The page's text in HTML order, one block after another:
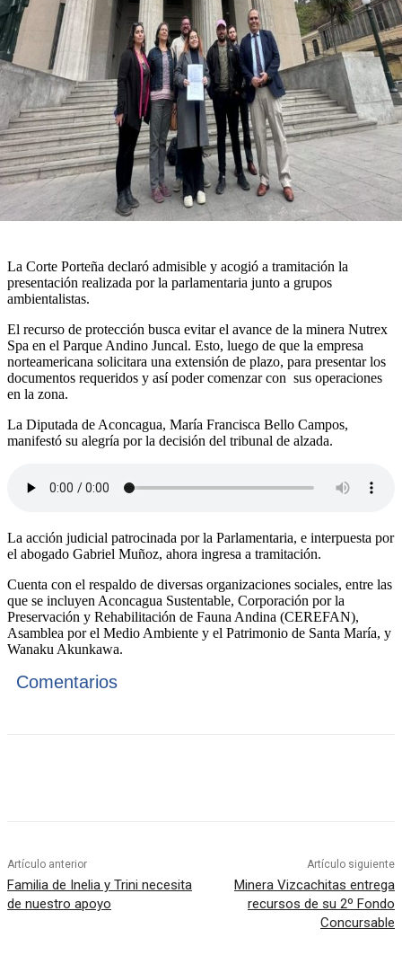
La Corte Porteña declaró admisible y acogió a tramitación la
presentación realizada por la parlamentaria junto a grupos
ambientalistas.
El recurso de protección busca evitar el avance de la minera Nutrex
Spa en el Parque Andino Juncal. Esto, luego de que la empresa
norteamericana solicitara una extensión de plazo, para presentar los
documentos requeridos y así poder comenzar con sus operaciones
en la zona.
La Diputada de Aconcagua, María Francisca Bello Campos,
manifestó su alegría por la decisión del tribunal de alzada.
La acción judicial patrocinada por la Parlamentaria, e interpuesta por
el abogado Gabriel Muñoz, ahora ingresa a tramitación.
Cuenta con el respaldo de diversas organizaciones sociales, entre las
que se incluyen Aconcagua Sustentable, Corporación por la
Preservación y Rehabilitación de Fauna Andina (CEREFAN),
Asamblea por el Medio Ambiente y el Patrimonio de Santa María, y
Wanaku Akunkawa.
Comentarios
Artículo anterior
Familia de Inelia y Trini necesita
de nuestro apoyo
Artículo siguiente
Minera Vizcachitas entrega
recursos de su 2º Fondo
Concursable